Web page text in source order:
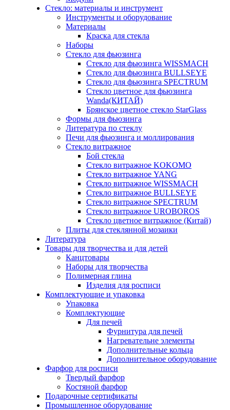
Стекло: материалы и инструмент
Инструменты и оборудование
Материалы
Краска для стекла
Наборы
Стекло для фьюзинга
Стекло для фьюзинга WISSMACH
Стекло для фьюзинга BULLSEYE
Стекло для фьюзинга SPECTRUM
Стекло цветное для фьюзинга
Wanda(КИТАЙ)
Брянское цветное стекло StarGlass
Формы для фьюзинга
Литература по стеклу
Печи для фьюзинга и моллирования
Стекло витражное
Бой стекла
Стекло витражное KOKOMO
Стекло витражное YANG
Стекло витражное WISSMACH
Стекло витражное BULLSEYE
Стекло витражное SPECTRUM
Стекло витражное UROBOROS
Стекло цветное витражное (Китай)
Плиты для стеклянной мозаики
Литература
Товары для творчества и для детей
Канцтовары
Наборы для творчества
Полимерная глина
Изделия для росписи
Комплектующие и упаковка
Упаковка
Комплектующие
Для печей
Фурнитура для печей
Нагревательне элементы
Дополнительные кольца
Дополнительное оборудование
Фарфор для росписи
Твердый фарфор
Костяной фарфор
Подарочные сертификаты
Промышленное оборудование